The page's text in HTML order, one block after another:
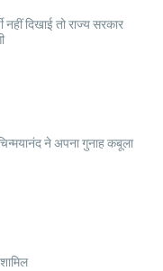
नहीं दिखाई तो राज्य सरकार
ने अपना गुनाह कबूला